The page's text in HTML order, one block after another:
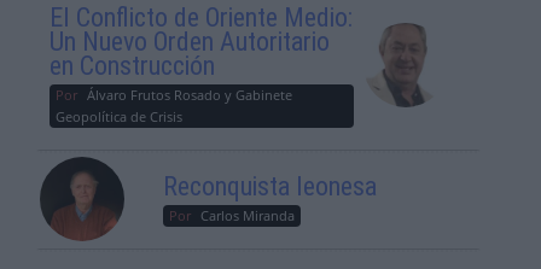
El Conflicto de Oriente Medio:
Un Nuevo Orden Autoritario
en Construcción
Por Álvaro Frutos Rosado y Gabinete
Geopolítica de Crisis
Reconquista leonesa
Por Carlos Miranda